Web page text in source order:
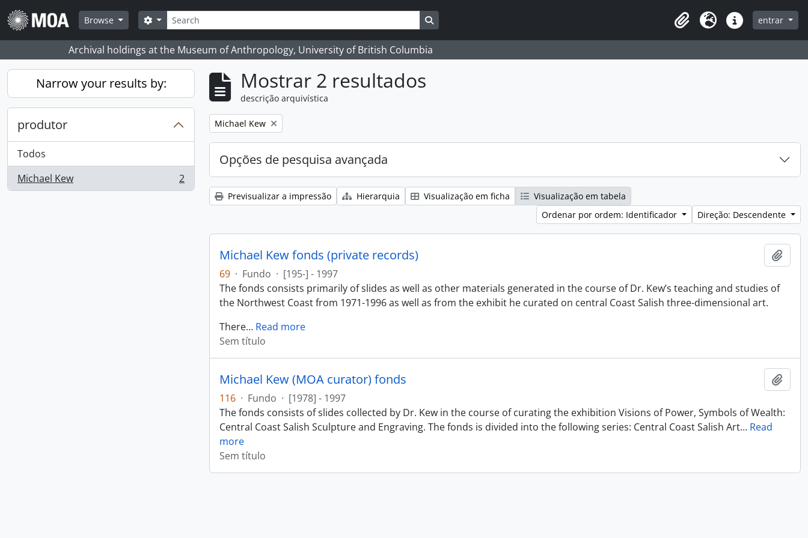
Skip to main content
Browse
Pesquisar
Search options Search in browse page
Clipboard
Idioma Ligações rápidas
entrar
Archival holdings at the Museum of Anthropology, University of British Columbia
Narrow your results by:
produtor
Todos
Michael Kew
, 2 resultados 2
Mostrar 2 resultados
descrição arquivística
Remove filter:
Michael Kew
Opções de pesquisa avançada
Previsualizar a impressão Hierarquia Visualização em ficha
Visualização em tabela
Ordenar por ordem: Identificador
Direção: Descendente
Michael Kew fonds (private records)
69 · Fundo · [195-] - 1997
The fonds consists primarily of slides as well as other materials generated in the course of Dr. Kew’s teaching and studies of
the Northwest Coast from 1971-1996 as well as from the exhibit he curated on central Coast Salish three-dimensional art.
There… Read more
Sem título
Michael Kew (MOA curator) fonds
116 · Fundo · [1978] - 1997
The fonds consists of slides collected by Dr. Kew in the course of curating the exhibition Visions of Power, Symbols of Wealth:
Central Coast Salish Sculpture and Engraving. The fonds is divided into the following series: Central Coast Salish Art… Read
more
Sem título